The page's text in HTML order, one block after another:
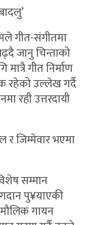
गीत-संगीतमा
जानु चिन्ताको
गीत निर्माण
रहेको उल्लेख गर्दै
रही उत्तरदायी
जिम्मेवार भएमा
सम्मान
पु¥याएकी
गायन